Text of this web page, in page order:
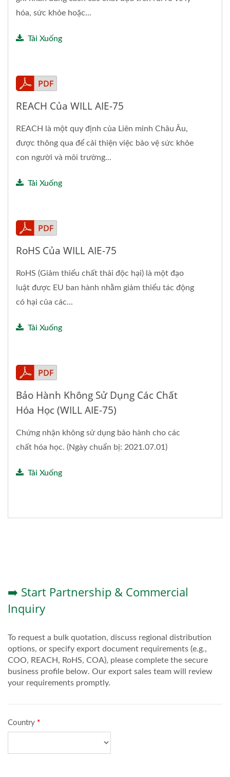
hóa, sức khỏe hoặc...
Tải Xuống
REACH Của WILL AIE-75
REACH là một quy định của Liên minh Châu Âu,
được thông qua để cải thiện việc bảo vệ sức khỏe
con người và môi trường...
Tải Xuống
RoHS Của WILL AIE-75
RoHS (Giảm thiểu chất thải độc hại) là một đạo
luật được EU ban hành nhằm giảm thiểu tác động
có hại của các...
Tải Xuống
Bảo Hành Không Sử Dụng Các Chất
Hóa Học (WILL AIE-75)
Chứng nhận không sử dụng bảo hành cho các
chất hóa học. (Ngày chuẩn bị: 2021.07.01)
Tải Xuống